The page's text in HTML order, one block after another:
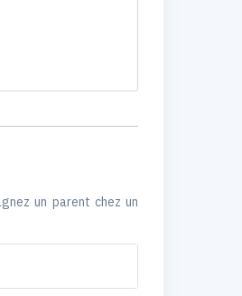
un parent chez un